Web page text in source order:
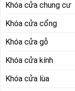
Khóa cửa chung cư
Khóa cửa cổng
Khóa cửa gỗ
Khóa cửa kính
Khóa cửa lùa